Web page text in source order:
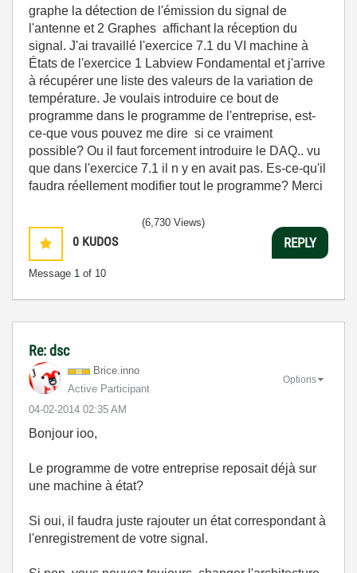
graphe la détection de l'émission du signal de
l'antenne et 2 Graphes affichant la réception du
signal. J'ai travaillé l'exercice 7.1 du VI machine à
États de l'exercice 1 Labview Fondamental et j'arrive
à récupérer une liste des valeurs de la variation de
température. Je voulais introduire ce bout de
programme dans le programme de l'entreprise, est-
ce-que vous pouvez me dire si ce vraiment
possible? Ou il faut forcement introduire le DAQ.. vu
que dans l'exercice 7.1 il n y en avait pas. Es-ce-qu'il
faudra réellement modifier tout le programme? Merci
0 KUDOS
Message 1 of 10
(6,730 Views)
REPLY
Re: dsc
Brice.inno
Active Participant
‎04-02-2014 02:35 AM
Options
Bonjour ioo,
Le programme de votre entreprise reposait déjà sur
une machine à état?
Si oui, il faudra juste rajouter un état correspondant à
l'enregistrement de votre signal.